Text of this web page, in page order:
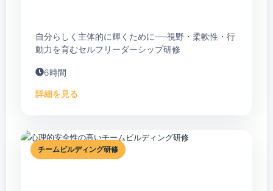
自分らしく主体的に輝くために──視野・柔軟性・行
動力を育むセルフリーダーシップ研修
6時間
詳細を見る
チームビルディング研修